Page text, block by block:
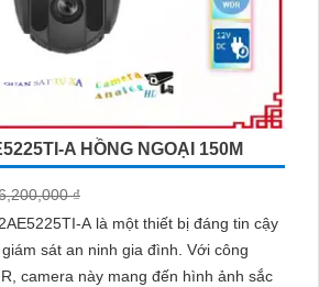
A HỒNG NGOẠI 150M
₫
A là một thiết bị đáng tin cậy
sát an ninh gia đình. Với công
camera này mang đến hình ảnh sắc